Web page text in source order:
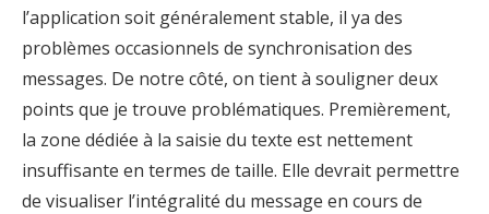
l’application soit généralement stable, il ya des
problèmes occasionnels de synchronisation des
messages. De notre côté, on tient à souligner deux
points que je trouve problématiques. Premièrement,
la zone dédiée à la saisie du texte est nettement
insuffisante en termes de taille. Elle devrait permettre
de visualiser l’intégralité du message en cours de